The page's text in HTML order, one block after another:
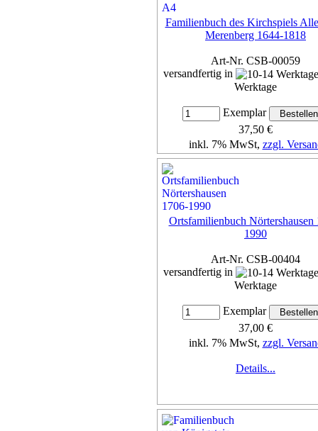
Familienbuch des Kirchspiels
Merenberg 1644-1818
Art-Nr. CSB-00059
versandfertig in
Werktage
Exemplar
37,50 €
inkl. 7% MwSt, zzgl.
Ortsfamilienbuch Nörtershausen
1990
Art-Nr. CSB-00404
versandfertig in
Werktage
Exemplar
37,00 €
inkl. 7% MwSt, zzgl.
Details...